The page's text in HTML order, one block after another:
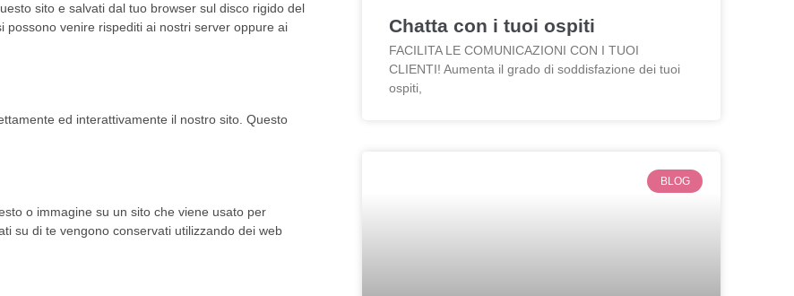
sito e salvati dal tuo browser sul disco rigido del
venire rispediti ai nostri server oppure ai
ed interattivamente il nostro sito. Questo
o immagine su un sito che viene usato per
su di te vengono conservati utilizzando dei web
Chatta con i tuoi ospiti
FACILITA LE COMUNICAZIONI CON I TUOI
CLIENTI! Aumenta il grado di soddisfazione dei tuoi
ospiti,
BLOG